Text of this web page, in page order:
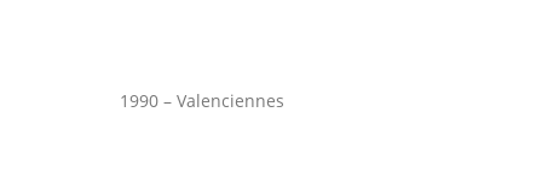
1990 – Valenciennes